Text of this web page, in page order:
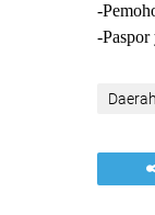
-
-Paspor
Daerah